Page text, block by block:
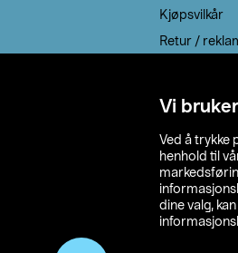
Vi
Ved å trykke
henhold til
dine valg,
Kjøpsvilkår
Retur /